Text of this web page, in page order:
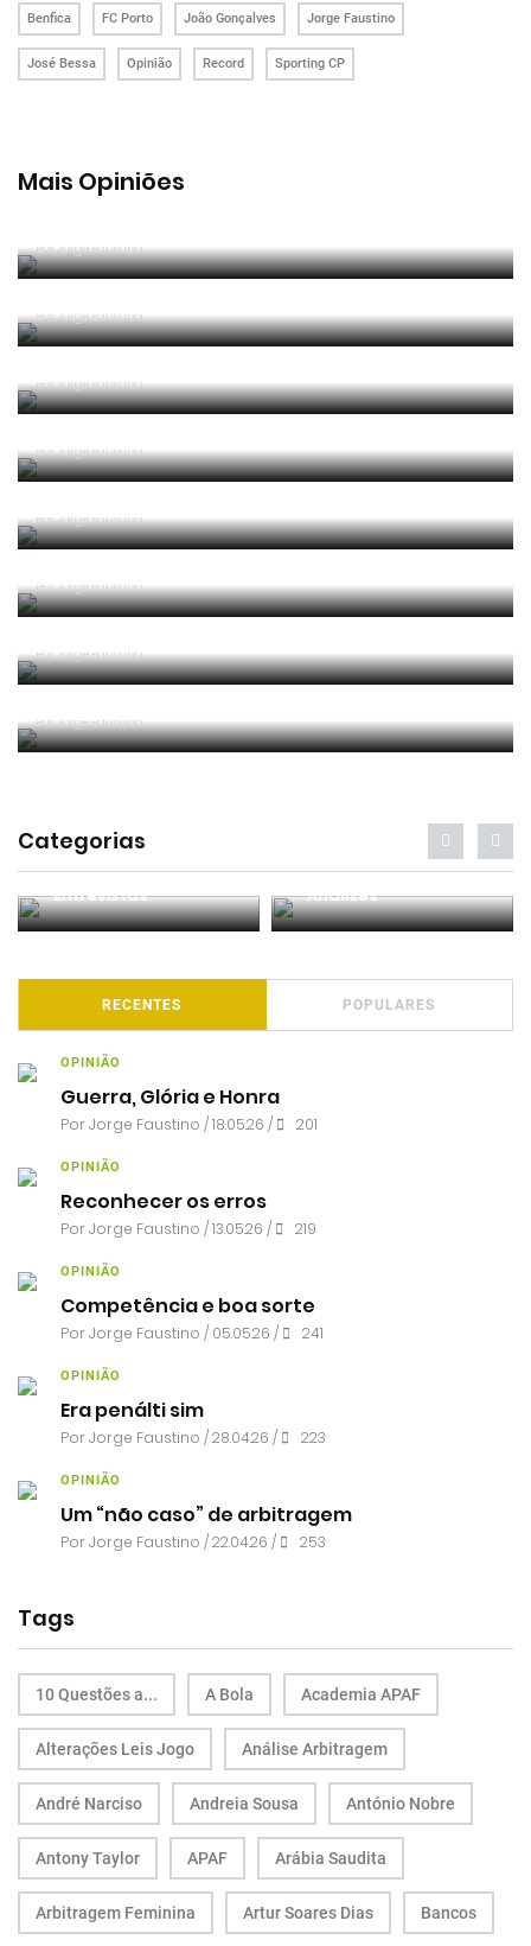
Benfica FC Porto João Gonçalves Jorge Faustino
José Bessa Opinião Record Sporting CP
Mais Opiniões
PorJorge Faustino
PorJorge Faustino
PorJorge Faustino
PorJorge Faustino
PorJorge Faustino
PorJorge Faustino
PorJorge Faustino
PorJorge Faustino
Categorias
Entrevistas Análises
RECENTES POPULARES
OPINIÃO
Guerra, Glória e Honra
PorJorge Faustino / 18.05.26 / 201
OPINIÃO
Reconhecer os erros
PorJorge Faustino / 13.05.26 / 219
OPINIÃO
Competência e boa sorte
PorJorge Faustino / 05.05.26 / 241
OPINIÃO
Era penálti sim
PorJorge Faustino / 28.04.26 / 223
OPINIÃO
Um “não caso” de arbitragem
PorJorge Faustino / 22.04.26 / 253
Tags
10 Questões a... A Bola Academia APAF
Alterações Leis Jogo Análise Arbitragem
André Narciso Andreia Sousa António Nobre
Antony Taylor APAF Arábia Saudita
Arbitragem Feminina Artur Soares Dias Bancos